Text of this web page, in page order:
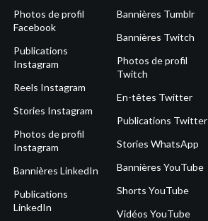
Photos de profil
Facebook
Publications
Instagram
Reels Instagram
Stories Instagram
Photos de profil
Instagram
Bannières LinkedIn
Publications
LinkedIn
Bannières Tumblr
Bannières Twitch
Photos de profil
Twitch
En-têtes Twitter
Publications Twitter
Stories WhatsApp
Bannières YouTube
Shorts YouTube
Vidéos YouTube